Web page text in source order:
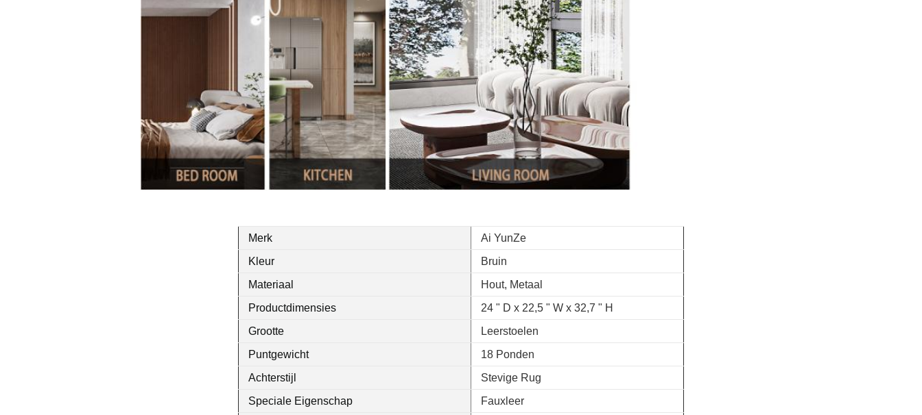
Merk
Ai YunZe
Kleur
Bruin
Materiaal
Hout, Metaal
Productdimensies
24 " D x 22,5 " W x 32,7 " H
Grootte
Leerstoelen
Puntgewicht
18 Ponden
Achterstijl
Stevige Rug
Speciale Eigenschap
Fauxleer